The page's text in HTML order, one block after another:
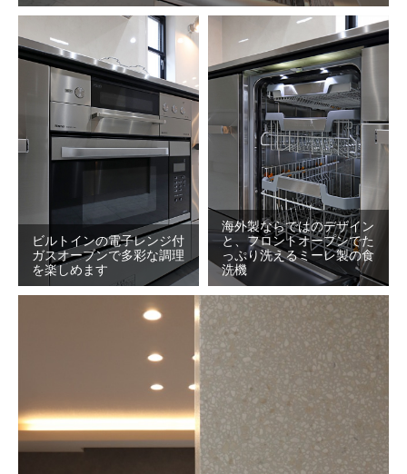
ビルトインの電子レンジ付
ガスオーブンで多彩な調理
を楽しめます
海外製ならではのデザイン
と、フロントオープンでた
っぷり洗えるミーレ製の食
洗機